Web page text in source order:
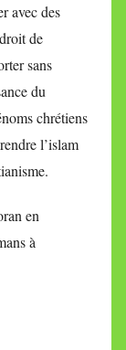
avec des
de
sans
du
chrétiens
l’islam
en
à